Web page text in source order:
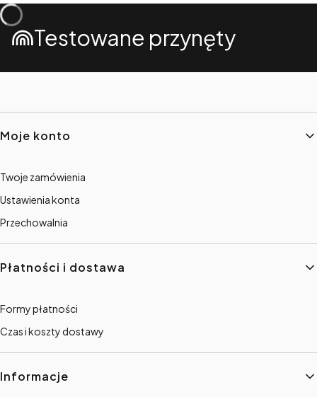
Testowane przynęty
Linki w stopce
Moje konto
Twoje zamówienia
Ustawienia konta
Przechowalnia
Płatności i dostawa
Formy płatności
Czas i koszty dostawy
Informacje